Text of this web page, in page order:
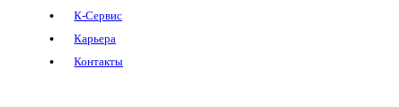
К-Сервис
Карьера
Контакты